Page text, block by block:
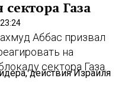
Газа
Аббас призвал
на
сектора Газа.
действия Израиля